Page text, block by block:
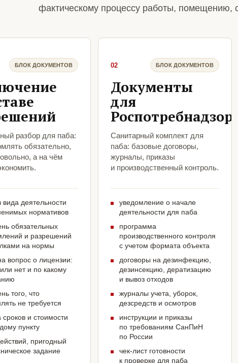
фактическому процессу работы, помещению,
БЛОК ДОКУМЕНТОВ
разбор для паба:
обязательно,
а на чём
вида деятельности
нормативов
обязательных
и разрешений
на нормы
вопрос о лицензии:
нет и по какому
того, что
не требуется
сроков и стоимости
пункту
пригодный
задание
02 БЛОК ДОКУМЕНТОВ
Документы
для
Роспотребнадзора
Санитарный комплект для
паба: базовые договоры,
журналы, приказы
и производственный контроль.
уведомление о начале
деятельности для паба
программа
производственного контроля
с учетом формата объекта
договоры на дезинфекцию,
дезинсекцию, дератизацию
и вывоз отходов
журналы учета, уборок,
дезсредств и осмотров
инструкции и приказы
по требованиям СанПиН
по России
чек-лист готовности
к проверке для паба